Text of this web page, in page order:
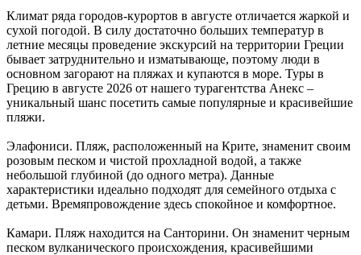
Климат ряда городов-курортов в августе отличается жаркой и
сухой погодой. В силу достаточно больших температур в
летние месяцы проведение экскурсий на территории Греции
бывает затруднительно и изматывающе, поэтому люди в
основном загорают на пляжах и купаются в море. Туры в
Грецию в августе 2026 от нашего турагентства Анекс –
уникальный шанс посетить самые популярные и красивейшие
пляжи.
Элафониси. Пляж, расположенный на Крите, знаменит своим
розовым песком и чистой прохладной водой, а также
небольшой глубиной (до одного метра). Данные
характеристики идеально подходят для семейного отдыха с
детьми. Времяпровождение здесь спокойное и комфортное.
Камари. Пляж находится на Санторини. Он знаменит черным
песком вулканического происхождения, красивейшими